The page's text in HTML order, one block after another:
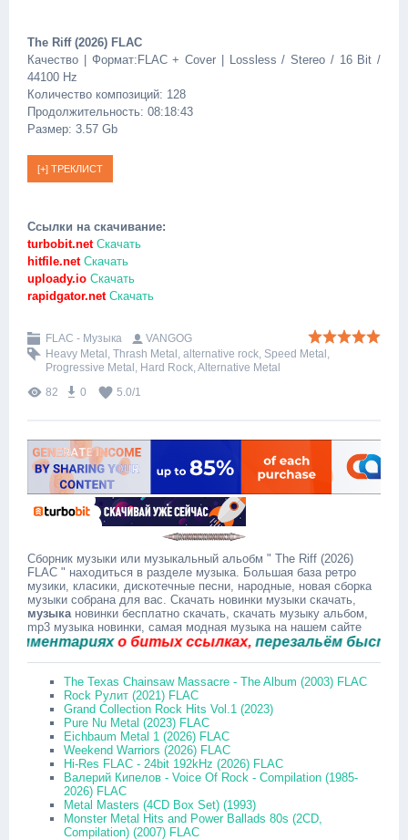
The Riff (2026) FLAC
Качество | Формат:FLAC + Cover | Lossless / Stereo / 16 Bit /
44100 Hz
Количество композиций: 128
Продолжительность: 08:18:43
Размер: 3.57 Gb
Ссылки на скачивание:
turbobit.netСкачать
hitfile.netСкачать
uploady.io Скачать
rapidgator.netСкачать
FLAC - Музыка
VANGOG
Heavy Metal , Thrash Metal , alternative rock, Speed Metal ,
Progressive Metal , Hard Rock,Alternative Metal
82
0 5.0/1
Сборник музыки или музыкальный альобм " The Riff (2026)
FLAC " находиться в разделе музыка. Большая база ретро
музики, класики, дискотечные песни, народные, новая сборка
музыки собрана для вас. Скачать новинки музыки скачать,
музыкановинки бесплатно скачать, скачать музыку альбом,
mp3 музыка новинки, самая модная музыка на нашем сайте
о битых ссылках,перезальём быстро.
The Texas Chainsaw Massacre - The Album (2003) FLAC
Rock Рулит (2021) FLAC
Grand Collection Rock Hits Vol.1 (2023)
Pure Nu Metal (2023) FLAC
Eichbaum Metal 1 (2026) FLAC
Weekend Warriors (2026) FLAC
Hi-Res FLAC - 24bit 192kHz (2026) FLAC
Валерий Кипелов - Voice Of Rock - Compilation (1985-
2026) FLAC
Metal Masters (4CD Box Set) (1993)
Monster Metal Hits and Power Ballads 80s (2CD,
Compilation) (2007) FLAC